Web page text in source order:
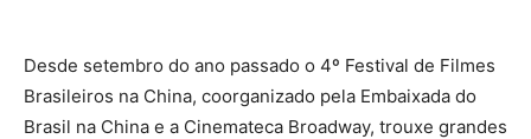
Desde setembro do ano passado o 4º Festival de Filmes
Brasileiros na China, coorganizado pela Embaixada do
Brasil na China e a Cinemateca Broadway, trouxe grandes